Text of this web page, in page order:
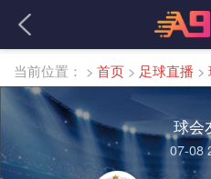
当前位置： > 首页 > 足球直播 >
球会
07-08